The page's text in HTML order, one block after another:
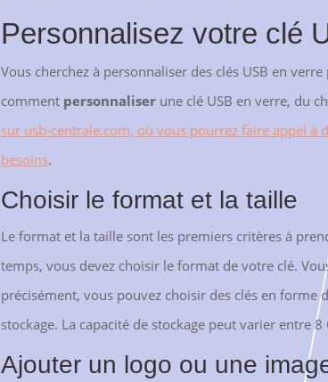
Personnalisez votre clé
Vous cherchez à personnaliser des clés USB en
comment personnaliser une clé USB en verre, du
sur usb-centrale.com, où vous pourrez faire appel à
besoins.
Choisir le format et la taille
Le format et la taille sont les premiers critères à
temps, vous devez choisir le format de votre clé.
précisément, vous pouvez choisir des clés en forme
stockage. La capacité de stockage peut varier entre 8
Ajouter un logo ou une